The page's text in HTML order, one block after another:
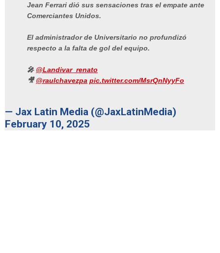
Jean Ferrari dió sus sensaciones tras el empate ante
Comerciantes Unidos.
El administrador de Universitario no profundizó
respecto a la falta de gol del equipo.
🎤 @Landivar_renato
🎥@raulchavezpa pic.twitter.com/MsrQnNyyFo
— Jax Latin Media (@JaxLatinMedia)
February 10, 2025